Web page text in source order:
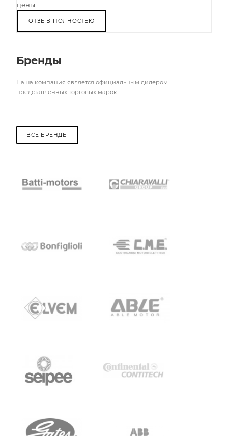
цены. ...
ОТЗЫВ ПОЛНОСТЬЮ
Бренды
Наша компания является официальным дилером
представленных торговых марок.
ВСЕ БРЕНДЫ